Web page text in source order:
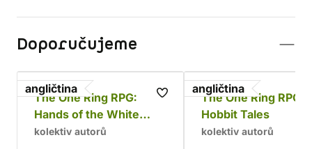
Doporučujeme
angličtina
The One Ring RPG:
Hands of the White
Wizard
kolektiv autorů
angličtina
The One Ring RPG:
Hobbit Tales
kolektiv autorů